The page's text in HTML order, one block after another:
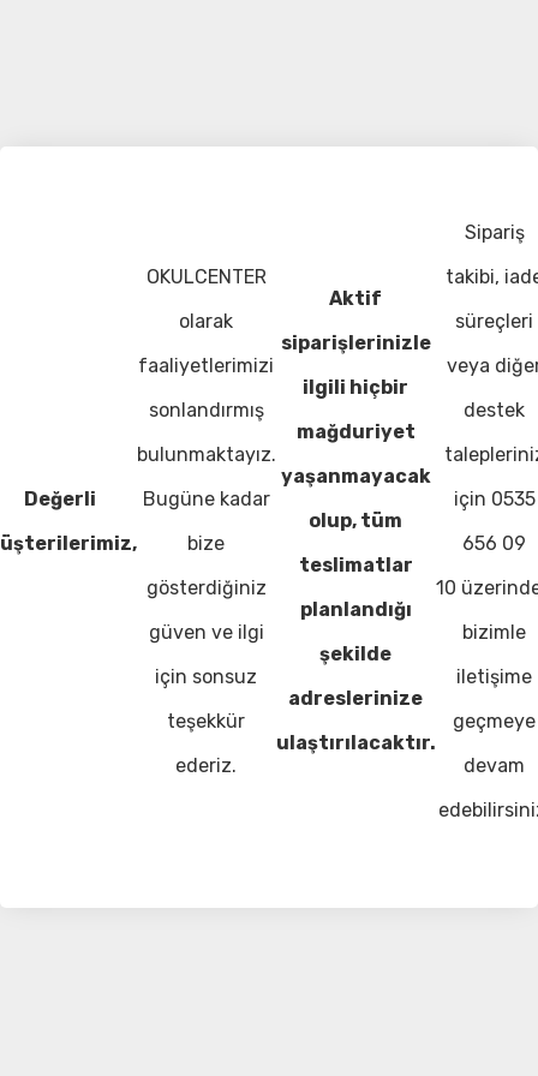
Değerli
OKULCENTER
olarak
faaliyetlerimizi
sonlandırmış
bulunmaktayız.
Bugüne kadar
bize
gösterdiğiniz
güven ve ilgi
için sonsuz
teşekkür
ederiz.
Aktif
siparişlerinizle
ilgili hiçbir
mağduriyet
yaşanmayacak
olup, tüm
teslimatlar
planlandığı
şekilde
adreslerinize
ulaştırılacaktır.
Sipariş
takibi,
süreçleri
veya
destek
için 0535
656 09
10
bizimle
iletişime
geçmeye
devam